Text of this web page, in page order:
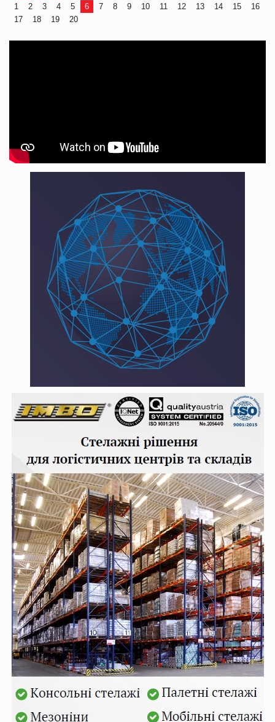
1 2 3 4 5 6 7 8 9 10 11 12 13 14 15
16
17
18 19 20